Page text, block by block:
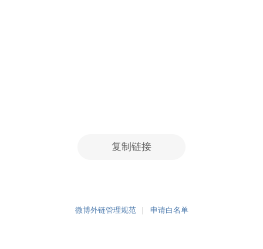
复制链接
微博外链管理规范 申请白名单